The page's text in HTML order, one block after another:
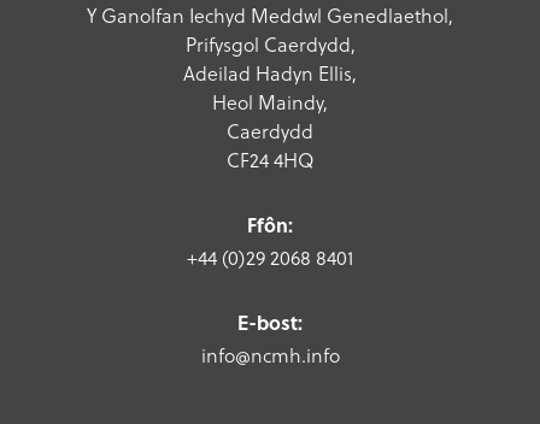
Y Ganolfan Iechyd Meddwl Genedlaethol,
Prifysgol Caerdydd,
Adeilad Hadyn Ellis,
Heol Maindy,
Caerdydd
CF24 4HQ
Ffôn:
+44 (0)29 2068 8401
E-bost:
info@ncmh.info